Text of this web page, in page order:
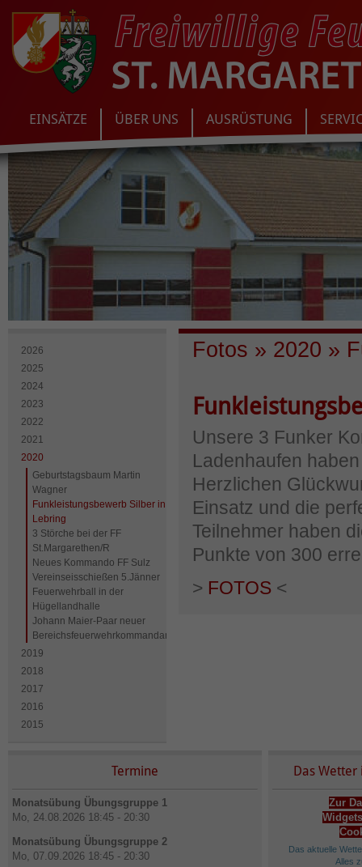
EINSÄTZE ÜBER UNS AUSRÜSTUNG
2026
2025
2024
2023
2022
2021
2020
Geburtstagsbaum Martin
Wagner
Funkleistungsbewerb Silber in
Lebring
3 Störche bei der FF
St.Margarethen/R
Neues Kommando FF Sulz
Vereinseisschießen 5.Jänner
Feuerwehrball in der
Hügellandhalle
Johann Maier-Paar neuer
Bereichsfeuerwehrkommandant
2019
2018
2017
2016
2015
Fotos » 2020 »
Unsere 3 Funker
Ladenhaufen
Herzlichen
Einsatz und die
Teilnehmer haben
Punkte von 300
> FOTOS <
Termine
Monatsübung Übungsgruppe 1
Mo, 24.08.2026 18:45 - 20:30
Monatsübung Übungsgruppe 2
Mo, 07.09.2026 18:45 - 20:30
Das Wetter
Zur
Das aktuelle
Alles